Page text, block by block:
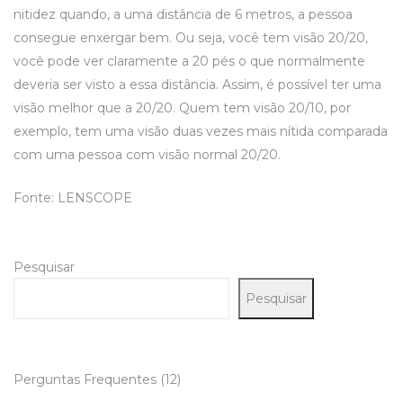
nitidez quando, a uma distância de 6 metros, a pessoa
consegue enxergar bem. Ou seja, você tem visão 20/20,
você pode ver claramente a 20 pés o que normalmente
deveria ser visto a essa distância. Assim, é possível ter uma
visão melhor que a 20/20. Quem tem visão 20/10, por
exemplo, tem uma visão duas vezes mais nítida comparada
com uma pessoa com visão normal 20/20.
Fonte: LENSCOPE
Pesquisar
Pesquisar
Perguntas Frequentes (12)